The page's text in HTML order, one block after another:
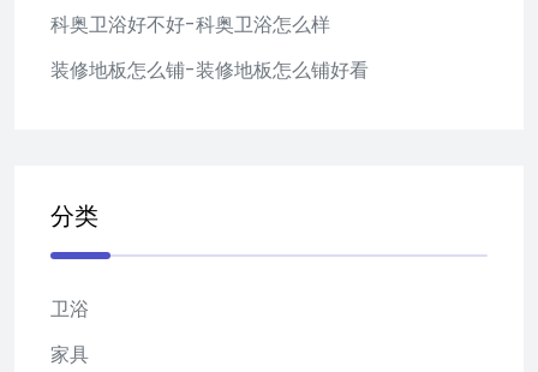
科奥卫浴好不好-科奥卫浴怎么样
装修地板怎么铺-装修地板怎么铺好看
分类
卫浴
家具